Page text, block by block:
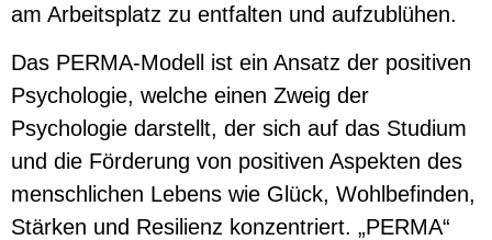
am Arbeitsplatz zu entfalten und aufzublühen.
Das PERMA-Modell ist ein Ansatz der positiven
Psychologie, welche einen Zweig der
Psychologie darstellt, der sich auf das Studium
und die Förderung von positiven Aspekten des
menschlichen Lebens wie Glück, Wohlbefinden,
Stärken und Resilienz konzentriert. „PERMA“